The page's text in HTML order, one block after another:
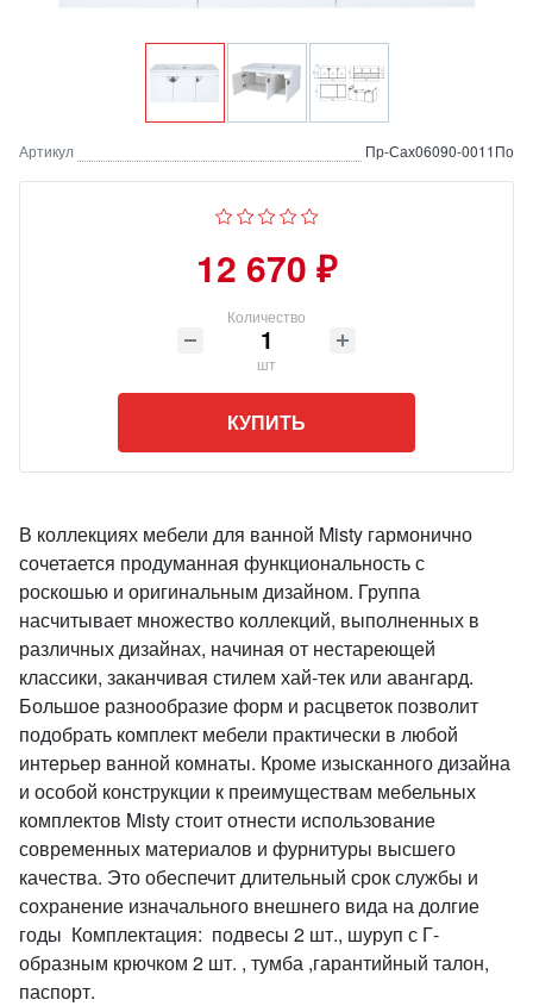
Артикул Пр-Сах06090-0011По
12 670 ₽
Количество
шт
КУПИТЬ
В коллекциях мебели для ванной Misty гармонично
сочетается продуманная функциональность с
роскошью и оригинальным дизайном. Группа
насчитывает множество коллекций, выполненных в
различных дизайнах, начиная от нестареющей
классики, заканчивая стилем хай-тек или авангард.
Большое разнообразие форм и расцветок позволит
подобрать комплект мебели практически в любой
интерьер ванной комнаты. Кроме изысканного дизайна
и особой конструкции к преимуществам мебельных
комплектов Misty стоит отнести использование
современных материалов и фурнитуры высшего
качества. Это обеспечит длительный срок службы и
сохранение изначального внешнего вида на долгие
годы Комплектация: подвесы 2 шт., шуруп с Г-
образным крючком 2 шт. , тумба ,гарантийный талон,
паспорт.